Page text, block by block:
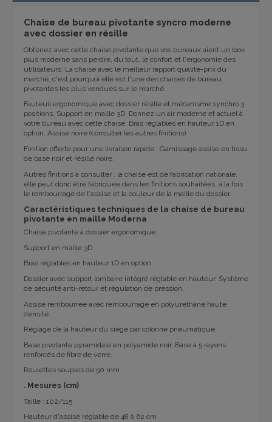
Chaise de bureau pivotante syncro moderne
avec dossier en résille
Obtenez avec cette chaise pivotante que vos bureaux aient un look
plus moderne sans perdre, du tout, le confort et l'ergonomie des
utilisateurs. La chaise avec le meilleur rapport qualité-prix du
marché, c'est pourquoi elle est l'une des chaises de bureau
pivotantes les plus vendues sur le marché.
Fauteuil ergonomique avec dossier résille et mécanisme synchro 3
positions. Support en maille 3D. Donnez un air moderne et actuel à
votre bureau avec cette chaise. Bras réglables en hauteur 1D en
option. Assise noire (consulter les autres finitions).
Finition offerte pour une livraison rapide : Garnissage assise en tissu
de base noir et résille noire.
Autres finitions à consulter : la chaise est de fabrication nationale,
elle peut donc être fabriquée dans les finitions souhaitées, à la fois
le rembourrage de l'assise et la couleur de la maille du dossier.
Caractéristiques techniques de la chaise de bureau
pivotante en maille Moderna
Chaise pivotante à dossier ergonomique.
Support en maille 3D.
Bras réglables en hauteur 1D en option.
Dossier avec support lombaire intégré réglable en hauteur. Système
de sécurité anti-retour et régulation de pression.
Assise rembourrée avec rembourrage en polyuréthane haute
densité.
Réglage de la hauteur du siège par colonne pneumatique.
Base pivotante pyramidale en polyamide noir. Base à 5 rayons
renforcés de fibre de verre.
Roulettes souples de 50 mm.
. Mesures (cm)
Taille : 102/115
Hauteur d'assise réglable de 48 à 62 cm